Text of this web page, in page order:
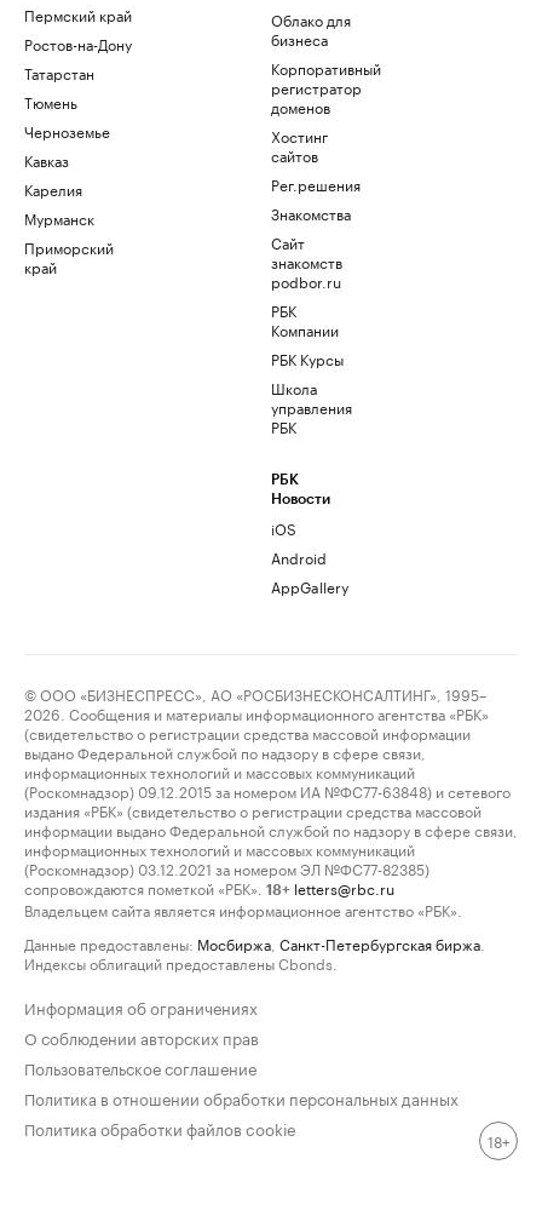
Пермский край
Ростов-на-Дону
Татарстан
Тюмень
Черноземье
Кавказ
Карелия
Мурманск
Приморский
край
Облако для
бизнеса
Корпоративный
регистратор
доменов
Хостинг
сайтов
Рег.решения
Знакомства
Сайт
знакомств
podbor.ru
РБК
Компании
РБК Курсы
Школа
управления
РБК
РБК
Новости
iOS
Android
AppGallery
© ООО «БИЗНЕСПРЕСС», АО «РОСБИЗНЕСКОНСАЛТИНГ», 1995–
2026. Сообщения и материалы информационного агентства «РБК»
(свидетельство о регистрации средства массовой информации
выдано Федеральной службой по надзору в сфере связи,
информационных технологий и массовых коммуникаций
(Роскомнадзор) 09.12.2015 за номером ИА №ФС77-63848) и сетевого
издания «РБК» (свидетельство о регистрации средства массовой
информации выдано Федеральной службой по надзору в сфере связи,
информационных технологий и массовых коммуникаций
(Роскомнадзор) 03.12.2021 за номером ЭЛ №ФС77-82385)
сопровождаются пометкой «РБК».
18+ letters@rbc.ru
Владельцем сайта является информационное агентство «РБК».
Данные предоставлены: Мосбиржа Санкт-Петербургская биржа
Индексы облигаций предоставлены Cbonds.
Информация об ограничениях
О соблюдении авторских прав
Пользовательское соглашение
Политика в отношении обработки персональных данных
Политика обработки файлов cookie
18+